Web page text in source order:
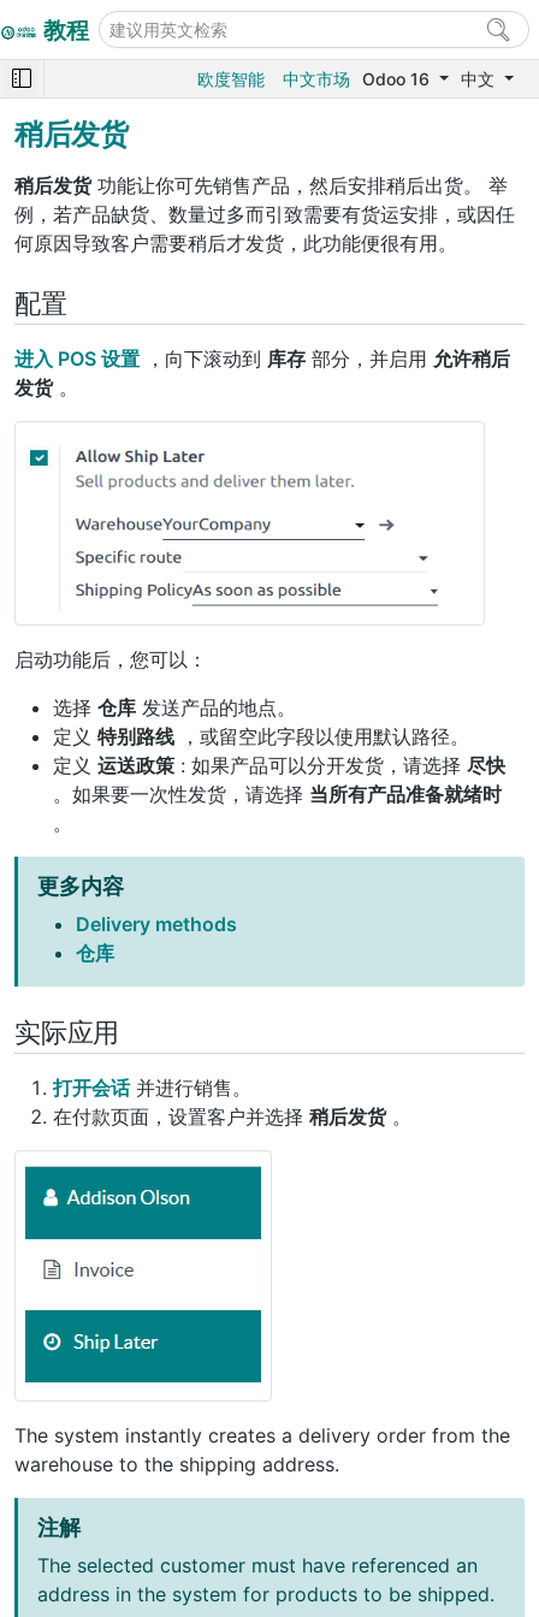
教程
欧度智能 中文市场 Odoo 16 中文
稍后发货
稍后发货功能让你可先销售产品，然后安排稍后出货。 举
例，若产品缺货、数量过多而引致需要有货运安排，或因任
何原因导致客户需要稍后才发货，此功能便很有用。
配置
进入 POS 设置 ，向下滚动到 库存 部分，并启用 允许稍后
发货。
启动功能后，您可以：
选择 仓库 发送产品的地点。
定义 特别路线 ，或留空此字段以使用默认路径。
定义 运送政策 : 如果产品可以分开发货，请选择 尽快
。如果要一次性发货，请选择 当所有产品准备就绪时
。
更多内容
Delivery methods
仓库
实际应用
打开会话并进行销售。
在付款页面，设置客户并选择 稍后发货。
The system instantly creates a delivery order from the
warehouse to the shipping address.
注解
The selected customer must have referenced an
address in the system for products to be shipped.